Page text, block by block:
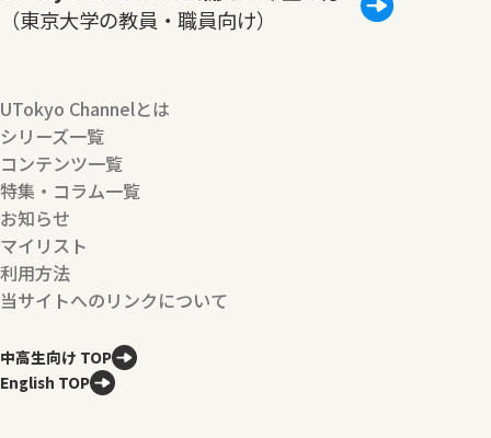
（東京大学の教員・職員向け）
UTokyo Channelとは
シリーズ一覧
コンテンツ一覧
特集・コラム一覧
お知らせ
マイリスト
利用方法
当サイトへのリンクについて
中高生向け TOP
English TOP